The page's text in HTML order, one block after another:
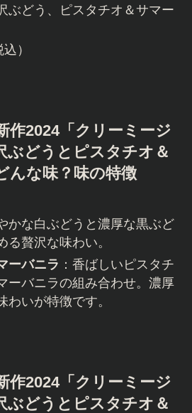
ぶどう、ピスタチオ＆サマー
）
作2024「クリーミージ
ぶどうとピスタチオ＆
な味？味の特徴
かな白ぶどうと濃厚な黒ぶど
る贅沢な味わい。
ーバニラ ：香ばしいピスタチ
ーバニラの組み合わせ。濃厚
わいが特徴です。
作2024「クリーミージ
ぶどうとピスタチオ＆